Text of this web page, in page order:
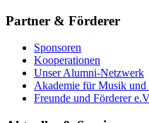
Partner & Förderer
Sponsoren
Kooperationen
Unser Alumni-Netzwerk
Akademie für Musik
Freunde und Förderer